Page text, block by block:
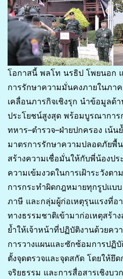
โอกาสนี้ พลโท นรธิป โพยนอก
การรักษาความมั่นคงภายในภา
เคลื่อนภารกิจเชิงรุก นำข้อมูลด้
ประโยชน์สูงสุด พร้อมบูรณาการ
ทหาร–ตำรวจ–ฝ่ายปกครอง เน้น
มาตรการรักษาความปลอดภัยพื้
สร้างความเชื่อมั่นให้กับพี่น้องป
ความเข้มงวดในการเฝ้าระวังต
การกระทำผิดกฎหมายทุกรูปแบบ
ภาษี และกลุ่มผู้ก่อเหตุรุนแรงที่อ
ทางธรรมชาติเข้ามาก่อเหตุสร้
ย้ำให้เจ้าหน้าที่ปฏิบัติงานด้วยค
การวางแผนและซักซ้อมการปฏิบั
ตั้งจุดตรวจและจุดสกัด โดยให้ยึ
จริยธรรม และการสื่อสารเชิงบว